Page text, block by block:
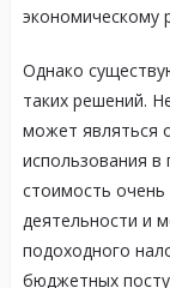
экономическому
Однако
таких решений.
может являться
использования в
стоимость очень
деятельности и
подоходного
бюджетных